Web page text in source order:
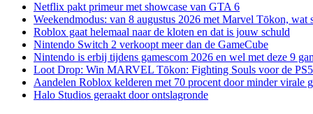
Netflix pakt primeur met showcase van GTA 6
Weekendmodus: van 8 augustus 2026 met Marvel Tōkon, wat
Roblox gaat helemaal naar de kloten en dat is jouw schuld
Nintendo Switch 2 verkoopt meer dan de GameCube
Nintendo is erbij tijdens gamescom 2026 en wel met deze 9
Loot Drop: Win MARVEL Tōkon: Fighting Souls voor de PS5
Aandelen Roblox kelderen met 70 procent door minder virale
Halo Studios geraakt door ontslagronde